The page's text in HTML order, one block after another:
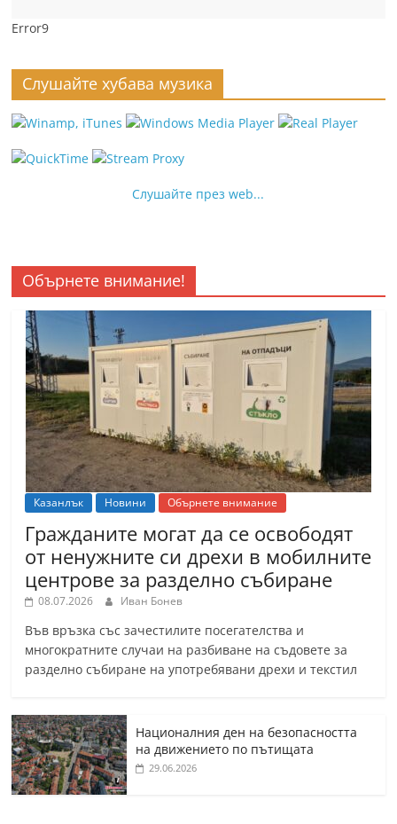
Error9
Слушайте хубава музика
Слушайте през web...
Обърнете внимание!
Казанлък Новини Обърнете внимание
Гражданите могат да се освободят
от ненужните си дрехи в мобилните
центрове за разделно събиране
08.07.2026 Иван Бонев
Във връзка със зачестилите посегателства и
многократните случаи на разбиване на съдовете за
разделно събиране на употребявани дрехи и текстил
Националния ден на безопасността
на движението по пътищата
29.06.2026